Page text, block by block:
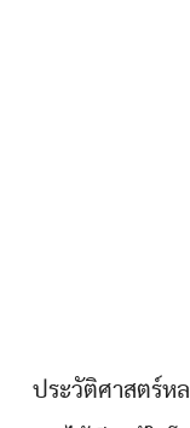
ประวัติศาสตร์หล